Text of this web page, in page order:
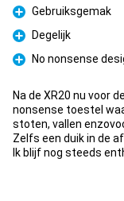
Pro
Gebruiksgemak
Pro
Degelijk
Pro
No nonsense
Na de XR20 nu voor
nonsense toestel
stoten, vallen
Zelfs een duik in de
Ik blijf nog steeds